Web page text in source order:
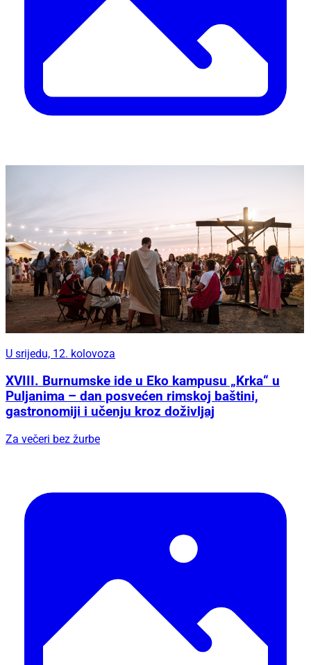
U srijedu, 12. kolovoza
XVIII. Burnumske ide u Eko kampusu „Krka“ u
Puljanima – dan posvećen rimskoj baštini,
gastronomiji i učenju kroz doživljaj
Za večeri bez žurbe